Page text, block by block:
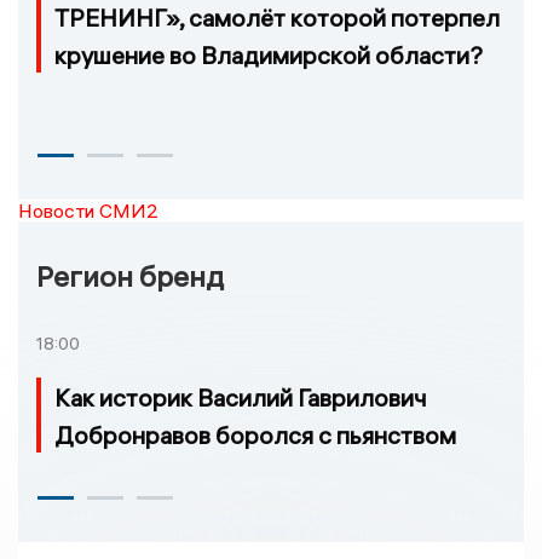
ТРЕНИНГ», самолёт которой потерпел
крушение во Владимирской области?
Новости СМИ2
Регион бренд
18:00
Как историк Василий Гаврилович
Добронравов боролся с пьянством